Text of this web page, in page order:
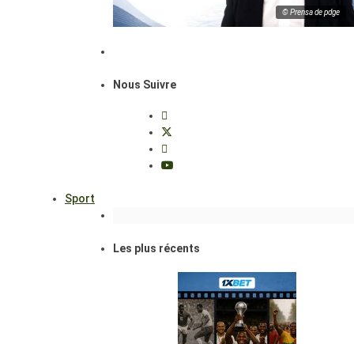
© Prensa de pdge
Nous Suivre
Sport
Les plus récents